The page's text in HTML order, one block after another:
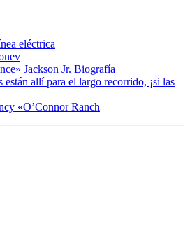
eléctrica
Jackson Jr. Biografía
están allí para el largo recorrido, ¡si las
«O’Connor Ranch